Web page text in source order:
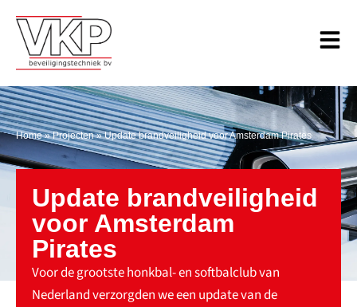
Home»Projecten»Update brandveiligheid voor Amsterdam Pirates
Update brandveiligheid
voor Amsterdam
Pirates
Voor de grootste honkbal- en softbalclub van
Nederland verzorgden we een update van de